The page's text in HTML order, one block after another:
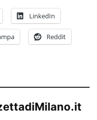
LinkedIn
Reddit